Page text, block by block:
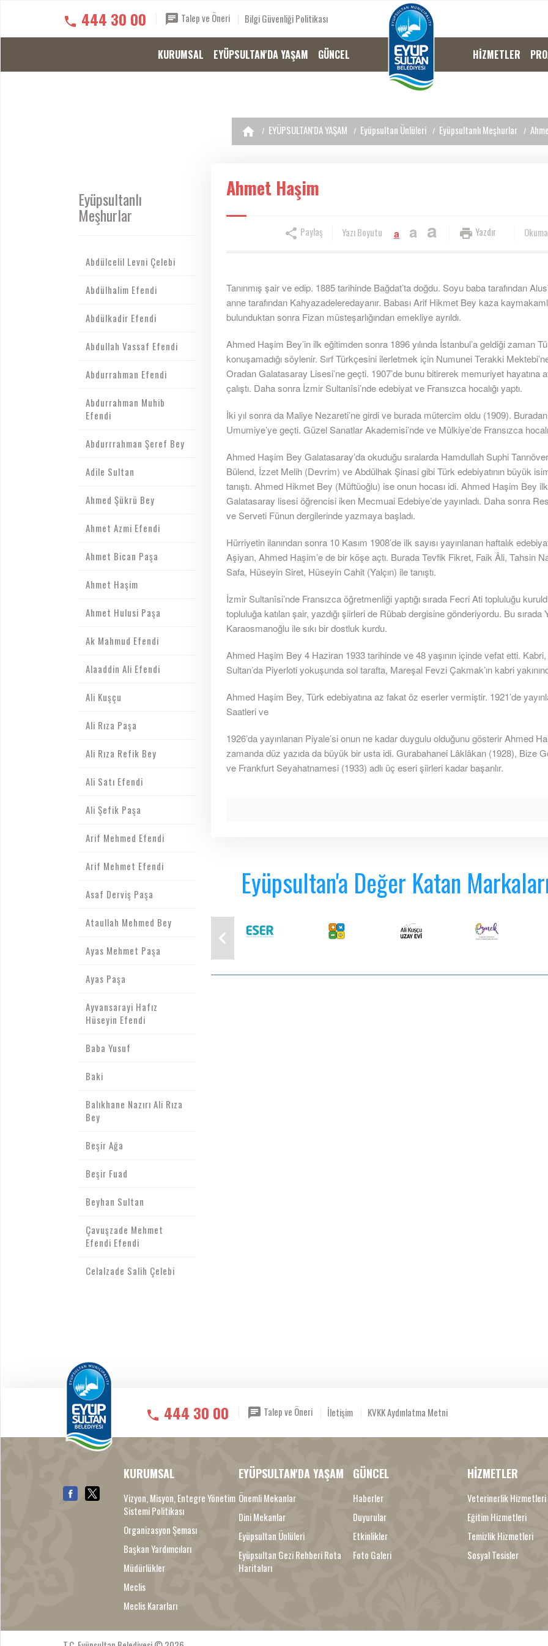
444 30 00 Talep ve Öneri Bilgi Güvenliği Politikası
KURUMSAL EYÜPSULTAN'DA YAŞAM GÜNCEL HİZMETLER
EYÜPSULTAN'DA YAŞAM Eyüpsultan Ünlüleri Eyüpsultanlı Meşhurlar
Eyüpsultanlı
Meşhurlar
Abdülcelil Levni Çelebi
Abdülhalim Efendi
Abdülkadir Efendi
Abdullah Vassaf Efendi
Abdurrahman Efendi
Abdurrahman Muhib
Efendi
Abdurrrahman Şeref Bey
Adile Sultan
Ahmed Şükrü Bey
Ahmet Azmi Efendi
Ahmet Bican Paşa
Ahmet Haşim
Ahmet Hulusi Paşa
Ak Mahmud Efendi
Alaaddin Ali Efendi
Ali Kuşçu
Ali Rıza Paşa
Ali Rıza Refik Bey
Ali Satı Efendi
Ali Şefik Paşa
Arif Mehmed Efendi
Arif Mehmet Efendi
Asaf Derviş Paşa
Ataullah Mehmed Bey
Ayas Mehmet Paşa
Ayas Paşa
Ayvansarayi Hafız
Hüseyin Efendi
Baba Yusuf
Baki
Balıkhane Nazırı Ali Rıza
Bey
Beşir Ağa
Beşir Fuad
Beyhan Sultan
Çavuşzade Mehmet
Efendi Efendi
Celalzade Salih Çelebi
Ahmet Haşim
Yazdır
Yazı Boyutu a a a
Paylaş
Tanınmış şair ve edip. 1885 tarihinde Bağdat’ta doğdu. Soyu baba tarafından
anne tarafından Kahyazadeleredayanır. Babası Arif Hikmet Bey kaza
bulunduktan sonra Fizan müsteşarlığından emekliye ayrıldı.
Ahmed Haşim Bey’in ilk eğitimden sonra 1896 yılında İstanbul’a geldiği zaman
konuşamadığı söylenir. Sırf Türkçesini ilerletmek için Numunei Terakki
Oradan Galatasaray Lisesi’ne geçti. 1907’de bunu bitirerek memuriyet hayatına
çalıştı. Daha sonra İzmir Sultanîsi’nde edebiyat ve Fransızca hocalığı yaptı.
İki yıl sonra da Maliye Nezareti’ne girdi ve burada mütercim oldu (1909).
Umumiye’ye geçti. Güzel Sanatlar Akademisi’nde ve Mülkiye’de Fransızca
Ahmed Haşim Bey Galatasaray’da okuduğu sıralarda Hamdullah Suphi
Bülend, İzzet Melih (Devrim) ve Abdülhak Şinasi gibi Türk edebiyatının büyük
tanıştı. Ahmed Hikmet Bey (Müftüoğlu) ise onun hocası idi. Ahmed Haşim Bey
Galatasaray lisesi öğrencisi iken Mecmuai Edebiye’de yayınladı. Daha sonra
ve Serveti Fünun dergilerinde yazmaya başladı.
Hürriyetin ilanından sonra 10 Kasım 1908’de ilk sayısı yayınlanan haftalık
Aşiyan, Ahmed Haşim’e de bir köşe açtı. Burada Tevfik Fikret, Faik Âli, Tahsin
Safa, Hüseyin Siret, Hüseyin Cahit (Yalçın) ile tanıştı.
İzmir Sultanîsi’nde Fransızca öğretmenliği yaptığı sırada Fecri Ati topluluğu
topluluğa katılan şair, yazdığı şiirleri de Rübab dergisine gönderiyordu. Bu sırada
Karaosmanoğlu ile sıkı bir dostluk kurdu.
Ahmed Haşim Bey 4 Haziran 1933 tarihinde ve 48 yaşının içinde vefat etti.
Sultan’da Piyerloti yokuşunda sol tarafta, Mareşal Fevzi Çakmak’ın kabri
Ahmed Haşim Bey, Türk edebiyatına az fakat öz eserler vermiştir. 1921’de
Saatleri ve
1926’da yayınlanan Piyale’si onun ne kadar duygulu olduğunu gösterir Ahmed
zamanda düz yazıda da büyük bir usta idi. Gurabahanei Lâklâkan (1928), Bize
ve Frankfurt Seyahatnamesi (1933) adlı üç eseri şiirleri kadar başarılır.
Eyüpsultan'a Değer Katan
444 30 00 Talep ve Öneri İletişim KVKK Aydınlatma Metni
KURUMSAL
Vizyon, Misyon, Entegre Yönetim
Sistemi Politikası
Organizasyon Şeması
Başkan Yardımcıları
Müdürlükler
Meclis
Meclis Kararları
EYÜPSULTAN'DA YAŞAM
Önemli Mekanlar
Dini Mekanlar
Eyüpsultan Ünlüleri
Eyüpsultan Gezi Rehberi Rota
Haritaları
GÜNCEL
Haberler
Duyurular
Etkinlikler
Foto Galeri
HİZMETLER
Veterinerlik Hizmetleri
Eğitim Hizmetleri
Temizlik Hizmetleri
Sosyal Tesisler